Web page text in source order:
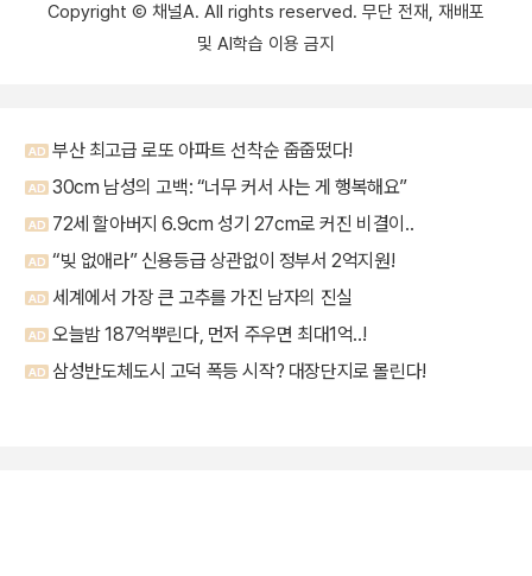
Copyright Ⓒ 채널A. All rights reserved. 무단 전재, 재배포
및 AI학습 이용 금지